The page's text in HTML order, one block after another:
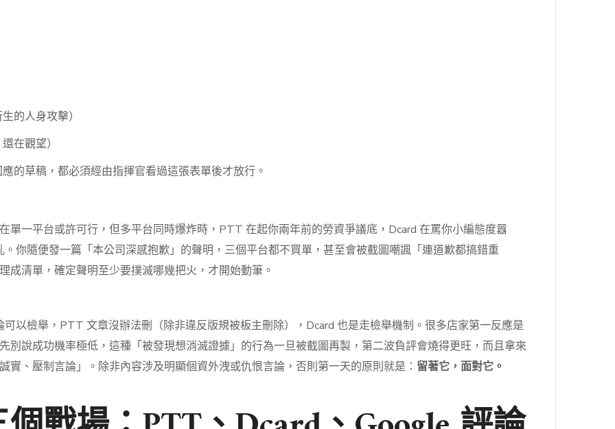
的人身攻擊）
在觀望）
的草稿，都必須經由指揮官看過這張表單後才放行。
單一平台或許可行，但多平台同時爆炸時，PTT 在起你兩年前的勞資爭議底，Dcard 在罵你小編態度囂
你隨便發一篇「本公司深感抱歉」的聲明，三個平台都不買單，甚至會被截圖嘲諷「連道歉都搞錯重
成清單，確定聲明至少要撲滅哪幾把火，才開始動筆。
以檢舉，PTT 文章沒辦法刪（除非違反版規被板主刪除），Dcard 也是走檢舉機制。很多店家第一反應是
別說成功機率極低，這種「被發現想消滅證據」的行為一旦被截圖再製，第二波負評會燒得更旺，而且拿來
實、壓制言論」。除非內容涉及明顯個資外洩或仇恨言論，否則第一天的原則就是： 留著它，面對它。